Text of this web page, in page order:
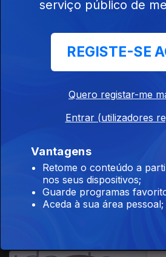
185996
serviço público de
REGISTE-SE
Quero registar-me
Entrar (utilizadores
Vantagens
Retome o conteúdo a
nos seus dispositivos;
Guarde programas
Aceda à sua área pessoal;